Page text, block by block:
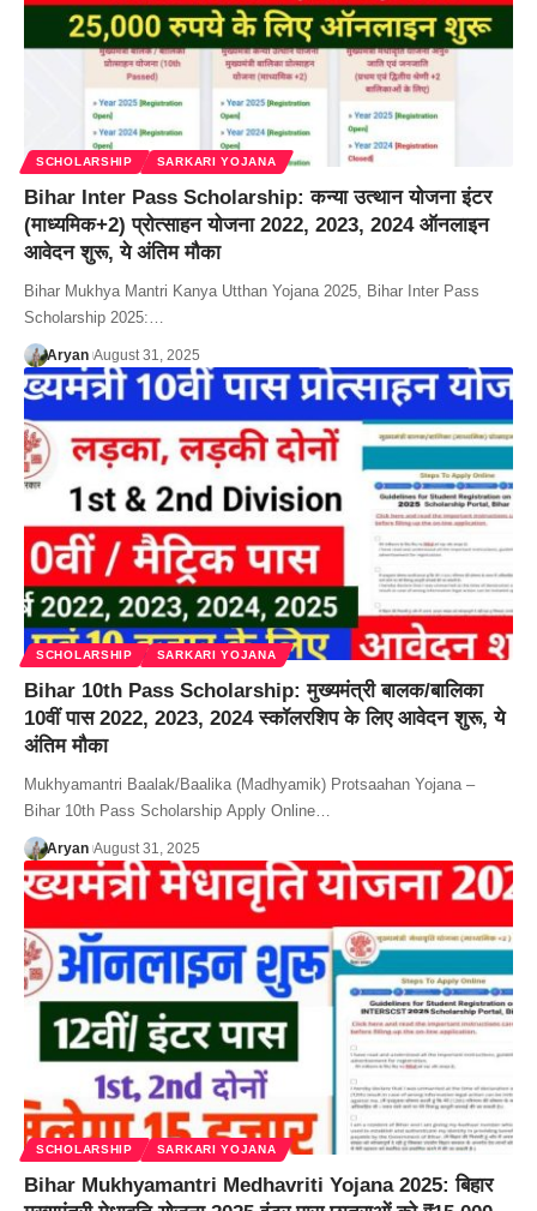
SCHOLARSHIP SARKARI YOJANA
Bihar Inter Pass Scholarship: कन्या उत्थान योजना इंटर
(माध्यमिक+2) प्रोत्साहन योजना 2022, 2023, 2024 ऑनलाइन
आवेदन शुरू, ये अंतिम मौका
Bihar Mukhya Mantri Kanya Utthan Yojana 2025, Bihar Inter Pass
Scholarship 2025:…
Aryan August 31, 2025
SCHOLARSHIP SARKARI YOJANA
Bihar 10th Pass Scholarship: मुख्यमंत्री बालक/बालिका
10वीं पास 2022, 2023, 2024 स्कॉलरशिप के लिए आवेदन शुरू, ये
अंतिम मौका
Mukhyamantri Baalak/Baalika (Madhyamik) Protsaahan Yojana –
Bihar 10th Pass Scholarship Apply Online…
Aryan August 31, 2025
SCHOLARSHIP SARKARI YOJANA
Bihar Mukhyamantri Medhavriti Yojana 2025: बिहार